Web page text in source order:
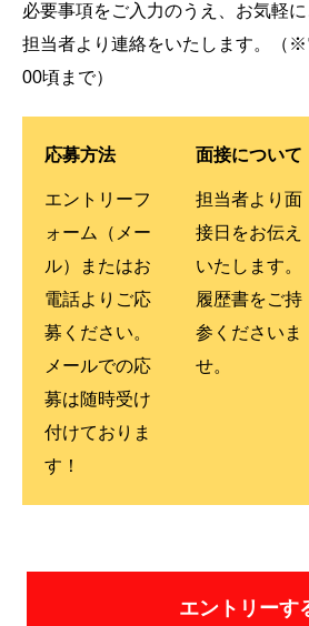
必要事項をご入力のうえ、お気軽に
担当者より連絡をいたします。（※
00頃まで）
応募方法
エントリーフ
ォーム（メー
ル）またはお
電話よりご応
募ください。
メールでの応
募は随時受け
付けておりま
す！
面接について
担当者より面
接日をお伝え
いたします。
履歴書をご持
参くださいま
せ。
エントリーす